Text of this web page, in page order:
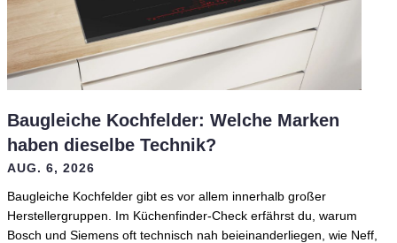
Baugleiche Kochfelder: Welche Marken
haben dieselbe Technik?
AUG. 6, 2026
Baugleiche Kochfelder gibt es vor allem innerhalb großer
Herstellergruppen. Im Küchenfinder-Check erfährst du, warum
Bosch und Siemens oft technisch nah beieinanderliegen, wie Neff,